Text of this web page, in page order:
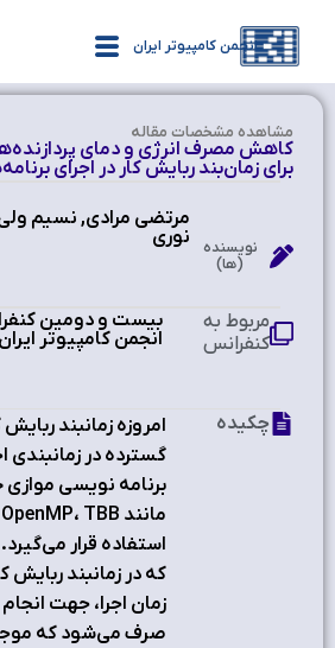
انجمن کامپیوتر ایران
مشاهده‌ مشخصات مقاله
کاهش مصرف انرژی و دمای
برای زمان‌بند ربایش کار در اجرای
مرتضی مرادی, نسیم
نوری
نویسنده
(ها)
بیست و دومین
انجمن کامپیوتر ایران
مربوط به
کنفرانس
امروزه زمانبند
گسترده در زمانبندی
برنامه نویسی موازی
استفاده قرار
که در زمانبند ربایش
زمان اجرا، جهت
صرف می‌شود که
چکیده